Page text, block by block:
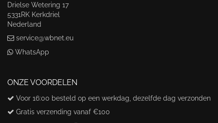
Drielse Wetering 17
5331RK Kerkdriel
Nederland
service@wbnet.eu
WhatsApp
ONZE VOORDELEN
Voor 16:00 besteld op een werkdag, dezelfde dag verzonden
Gratis verzending vanaf €100